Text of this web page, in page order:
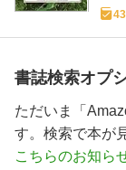
書誌検索オプ
ただいま「
す。検索で本が
こちらのお知ら